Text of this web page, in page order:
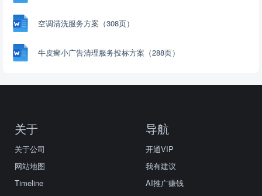
空调清洗服务方案（308页）
牛皮癣小广告清理服务投标方案（288页）
关于
关于公司
网站地图
Timeline
导航
开通VIP
我有建议
AI推广赚钱